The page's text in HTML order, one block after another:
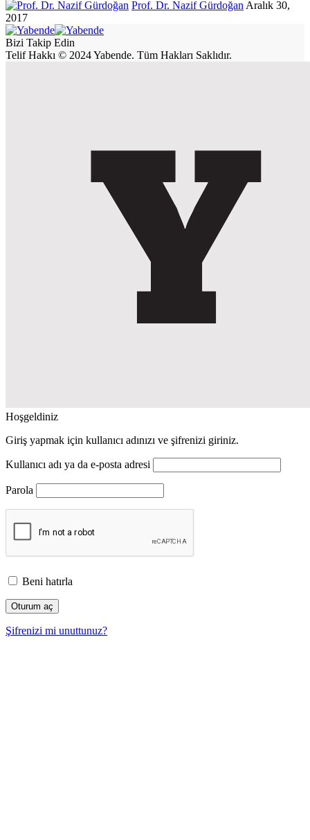
Prof. Dr. Nazif Gürdoğan Aralık 30,
2017
Bizi Takip Edin
Telif Hakkı © 2024 Yabende. Tüm Hakları Saklıdır.
Hoşgeldiniz
Giriş yapmak için kullanıcı adınızı ve şifrenizi giriniz.
Kullanıcı adı ya da e-posta adresi
Parola
Beni hatırla
Şifrenizi mi unuttunuz?